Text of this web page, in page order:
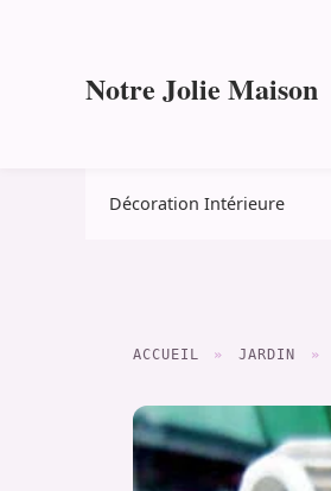
Notre Jolie Maison
Décoration Intérieure
ACCUEIL » JARDIN »